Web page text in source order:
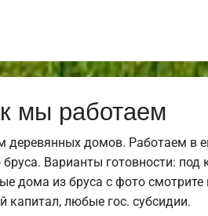
мы работаем
деревянных домов. Работаем в
Варианты готовности: под
дома из бруса с фото смотрите
капитал, любые гос. субсидии.